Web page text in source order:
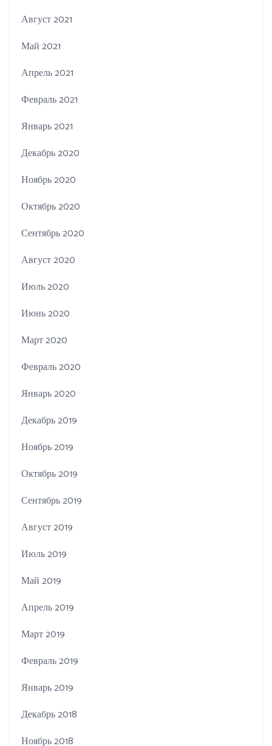
Август 2021
Май 2021
Апрель 2021
Февраль 2021
Январь 2021
Декабрь 2020
Ноябрь 2020
Октябрь 2020
Сентябрь 2020
Август 2020
Июль 2020
Июнь 2020
Март 2020
Февраль 2020
Январь 2020
Декабрь 2019
Ноябрь 2019
Октябрь 2019
Сентябрь 2019
Август 2019
Июль 2019
Май 2019
Апрель 2019
Март 2019
Февраль 2019
Январь 2019
Декабрь 2018
Ноябрь 2018